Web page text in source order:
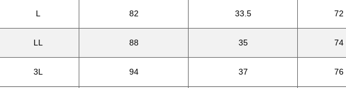
L 82 33.5 72
LL 88 35 74
3L 94 37 76